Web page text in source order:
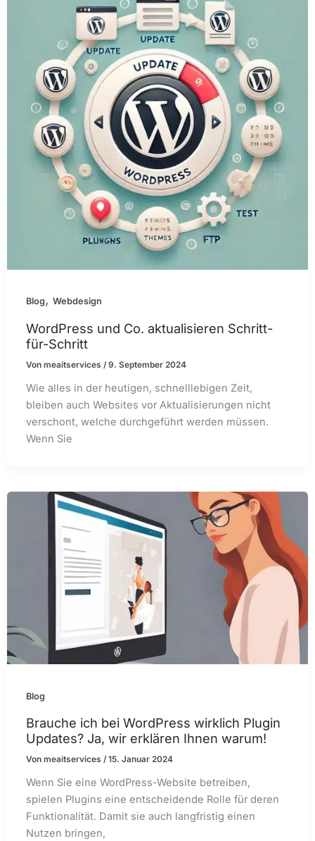
Blog,Webdesign
WordPress und Co. aktualisieren Schritt-
für-Schritt
Vonmeaitservices /9. September 2024
Wie alles in der heutigen, schnelllebigen Zeit,
bleiben auch Websites vor Aktualisierungen nicht
verschont, welche durchgeführt werden müssen.
Wenn Sie
Blog
Brauche ich bei WordPress wirklich Plugin
Updates? Ja, wir erklären Ihnen warum!
Vonmeaitservices/15. Januar 2024
Wenn Sie eine WordPress-Website betreiben,
spielen Plugins eine entscheidende Rolle für deren
Funktionalität. Damit sie auch langfristig einen
Nutzen bringen,